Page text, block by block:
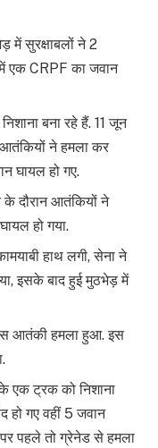
में सुरक्षाबलों ने 2
में एक CRPF का जवान
बना रहे हैं. 11 जून
आतंकियों ने हमला कर
घायल हो गए.
के दौरान आतंकियों ने
हो गया.
हाथ लगी, सेना ने
इसके बाद हुई मुठभेड़ में
आतंकी हमला हुआ. इस
ट्रक को निशाना
हो गए वहीं 5 जवान
पहले तो ग्रेनेड से हमला